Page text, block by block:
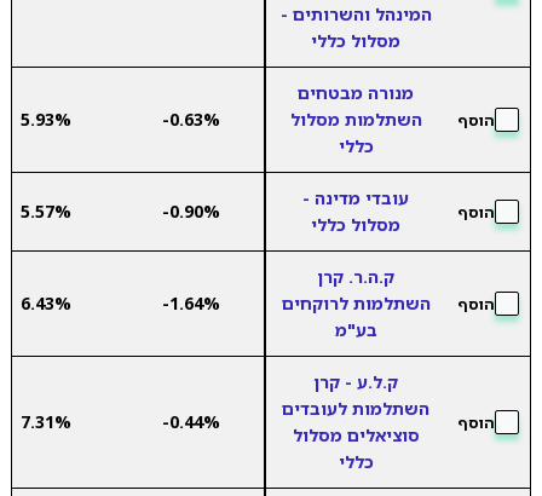
המינהל והשרותים -
מסלול כללי
הוסף
מנורה מבטחים
השתלמות מסלול
כללי
-0.63%
5.93%
הוסף
עובדי מדינה -
מסלול כללי
-0.90%
5.57%
הוסף
ק.ה.ר. קרן
השתלמות לרוקחים
בע"מ
-1.64%
6.43%
הוסף
ק.ל.ע - קרן
השתלמות לעובדים
סוציאלים מסלול
כללי
-0.44%
7.31%